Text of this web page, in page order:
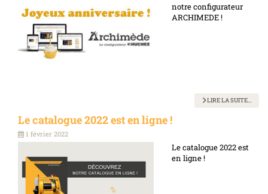
notreconfigurateur
ARCHIMEDE!
LIRE LA SUITE...
Le catalogue 2022 est en ligne !
1 février 2022
Le catalogue 2022 est
en ligne !